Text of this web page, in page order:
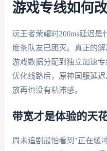
游戏专线如何
玩王者荣耀时200ms延迟
度条队友已团灭。真正的
游戏数据分配到独立加速
优化线路后，原神国服延迟
放再也没有粘滞感。
带宽才是体验的天
周末追剧最怕看到"正在缓